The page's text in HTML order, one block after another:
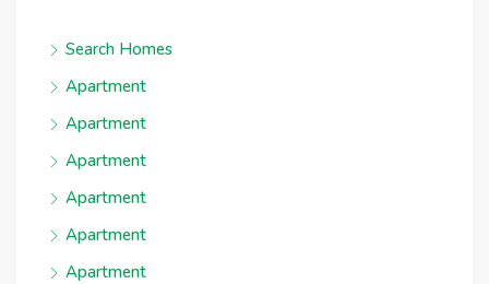
Search Homes
Apartment
Apartment
Apartment
Apartment
Apartment
Apartment